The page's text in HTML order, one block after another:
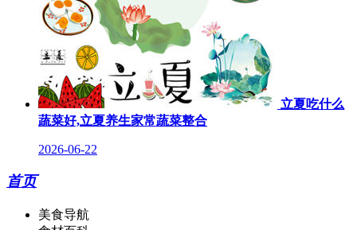
立夏吃什么
蔬菜好,立夏养生家常蔬菜整合
2026-06-22
首页
美食导航